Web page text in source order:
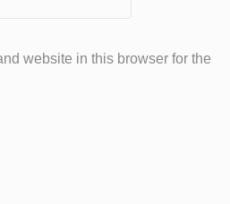
website in this browser for the